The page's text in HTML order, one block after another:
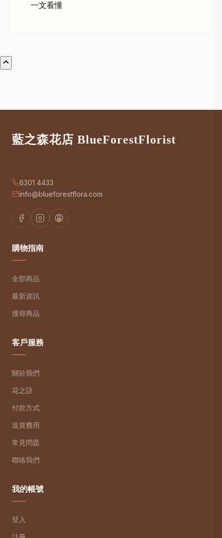
一文看懂
藍之森花店 BlueForestFlorist
6301 4433
info@blueforestflora.com
購物指南
全部商品
最新資訊
搜尋商品
客戶服務
關於我們
花之語
付款方式
送貨費用
常見問題
聯絡我們
我的帳號
登入